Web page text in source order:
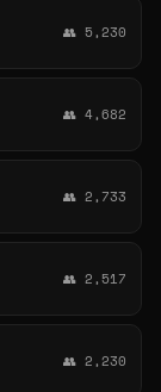
👥 5,230
👥 4,682
👥 2,733
👥 2,517
👥 2,230